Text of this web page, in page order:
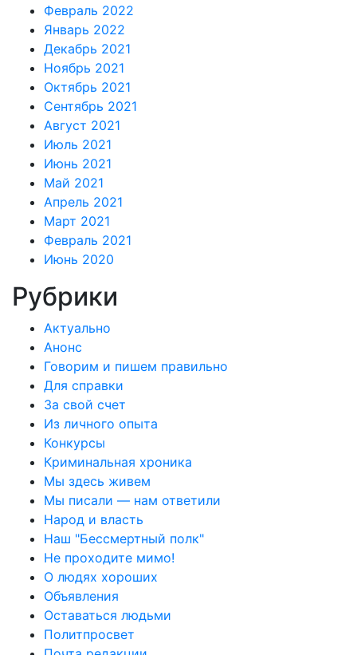
Февраль 2022
Январь 2022
Декабрь 2021
Ноябрь 2021
Октябрь 2021
Сентябрь 2021
Август 2021
Июль 2021
Июнь 2021
Май 2021
Апрель 2021
Март 2021
Февраль 2021
Июнь 2020
Рубрики
Актуально
Анонс
Говорим и пишем правильно
Для справки
За свой счет
Из личного опыта
Конкурсы
Криминальная хроника
Мы здесь живем
Мы писали — нам ответили
Народ и власть
Наш "Бессмертный полк"
Не проходите мимо!
О людях хороших
Объявления
Оставаться людьми
Политпросвет